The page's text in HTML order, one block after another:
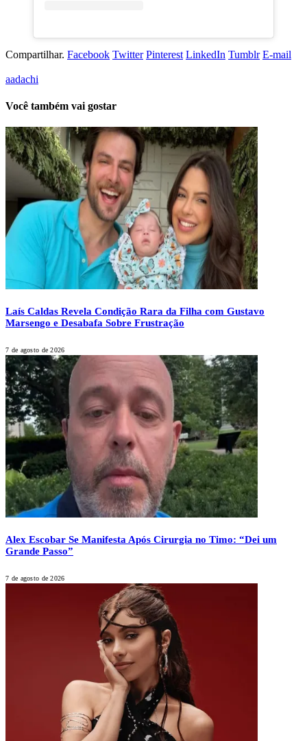
Compartilhar. Facebook Twitter Pinterest LinkedIn Tumblr E-mail
aadachi
Você também vai gostar
Laís Caldas Revela Condição Rara da Filha com Gustavo
Marsengo e Desabafa Sobre Frustração
7 de agosto de 2026
Alex Escobar Se Manifesta Após Cirurgia no Timo: “Dei um
Grande Passo”
7 de agosto de 2026